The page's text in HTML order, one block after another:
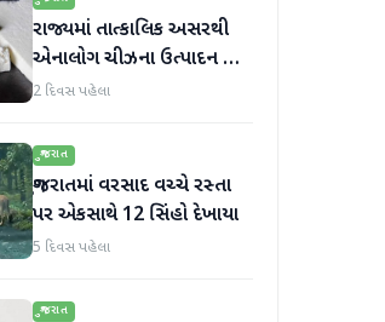
રાજ્યમાં તાત્કાલિક અસરથી
એનાલોગ ચીઝના ઉત્પાદન અને
વેચાણ પર પ્રતિબંધ.
2 દિવસ પહેલા
ગુજરાત
ગુજરાતમાં વરસાદ વચ્ચે રસ્તા
પર એકસાથે 12 સિંહો દેખાયા
5 દિવસ પહેલા
ગુજરાત